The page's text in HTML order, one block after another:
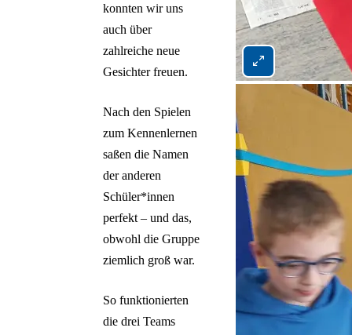
konnten wir uns
auch über
zahlreiche neue
Gesichter freuen.
Nach den Spielen
zum Kennenlernen
saßen die Namen
der anderen
Schüler*innen
perfekt – und das,
obwohl die Gruppe
ziemlich groß war.
So funktionierten
die drei Teams
Bild 1 von 2